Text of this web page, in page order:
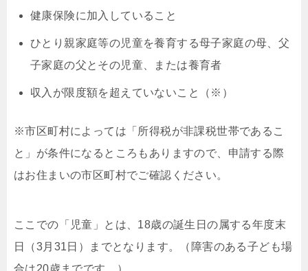
健康保険に加入していること
ひとり親家庭等の児童を養育する母子家庭の母、父
子家庭の父とその児童、または養育者
収入が限度額を超えていないこと（※）
※市区町村によっては「所得税が非課税世帯であるこ
と」が条件になるところもありますので、申請する際
はお住まいの市区町村でご確認ください。
ここでの「児童」とは、18歳の誕生日の属する年度末
日（3月31日）までとなります。（障害のある子ども場